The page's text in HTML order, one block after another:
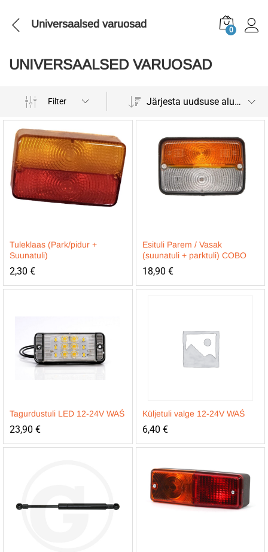
Universaalsed varuosad 0
UNIVERSAALSED VARUOSAD
Filter Järjesta uudsuse alusel
Tuleklaas (Park/pidur +
Suunatuli)
2,30 €
Esituli Parem / Vasak
(suunatuli + parktuli) COBO
18,90 €
Tagurdustuli LED 12-24V WAŚ
23,90 €
Küljetuli valge 12-24V WAŚ
6,40 €